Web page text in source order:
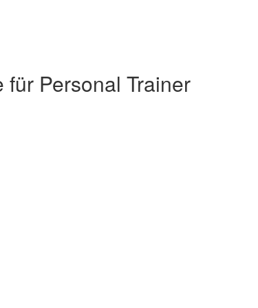
Personal Trainer